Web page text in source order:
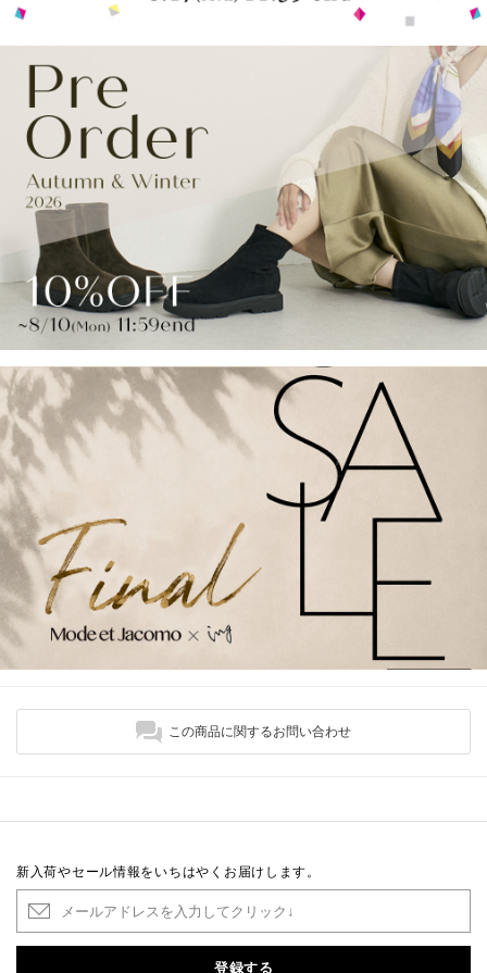
この商品に関するお問い合わせ
新入荷やセール情報をいちはやくお届けします。
登録する